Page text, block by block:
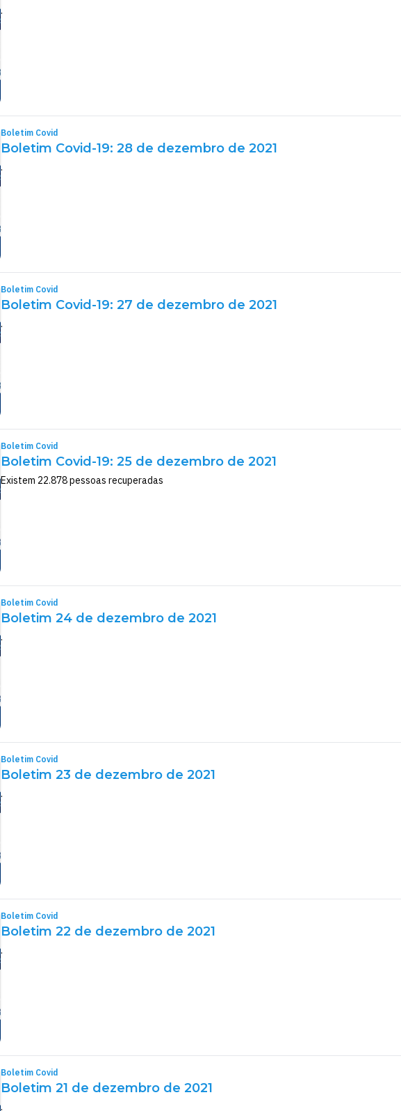
.
Boletim Covid
Boletim Covid-19: 28 de dezembro de 2021
.
Boletim Covid
Boletim Covid-19: 27 de dezembro de 2021
.
Boletim Covid
Boletim Covid-19: 25 de dezembro de 2021
Existem 22.878 pessoas recuperadas
Boletim Covid
Boletim 24 de dezembro de 2021
.
Boletim Covid
Boletim 23 de dezembro de 2021
.
Boletim Covid
Boletim 22 de dezembro de 2021
.
Boletim Covid
Boletim 21 de dezembro de 2021
.